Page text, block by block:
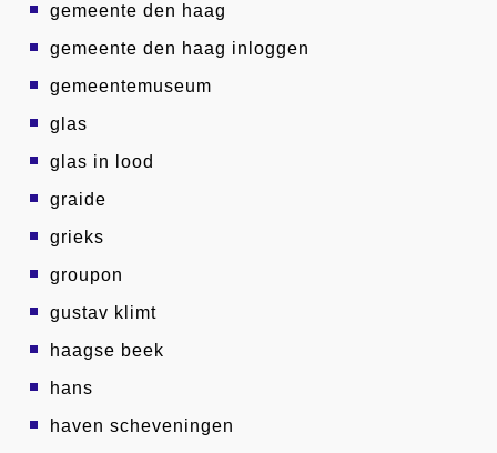
gemeente den haag
gemeente den haag inloggen
gemeentemuseum
glas
glas in lood
graide
grieks
groupon
gustav klimt
haagse beek
hans
haven scheveningen